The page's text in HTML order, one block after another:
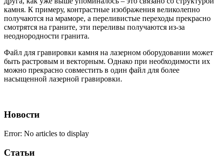
камня. К примеру, контрастные изображения великолепно
получаются на мраморе, а переливистые переходы прекрасно
смотрятся на граните, эти переливы получаются из-за
неоднородности гранита.
Файл для гравировки камня на лазерном оборудовании может
быть растровым и векторным. Однако при необходимости их
можно прекрасно совместить в один файл для более
насыщенной лазерной гравировки.
Новости
Error: No articles to display
Статьи